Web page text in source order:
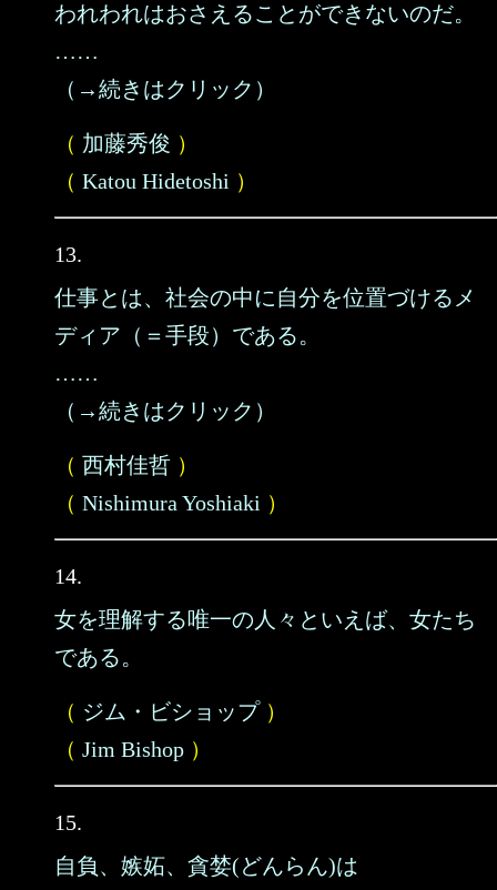
われわれはおさえることができないのだ。
……
（→続きはクリック）
（ 加藤秀俊 ）
（ Katou Hidetoshi ）
13.
仕事とは、社会の中に自分を位置づけるメ
ディア（＝手段）である。
……
（→続きはクリック）
（ 西村佳哲 ）
（ Nishimura Yoshiaki ）
14.
女を理解する唯一の人々といえば、女たち
である。
（ ジム・ビショップ）
（ Jim Bishop ）
15.
自負、嫉妬、貪婪(どんらん)は